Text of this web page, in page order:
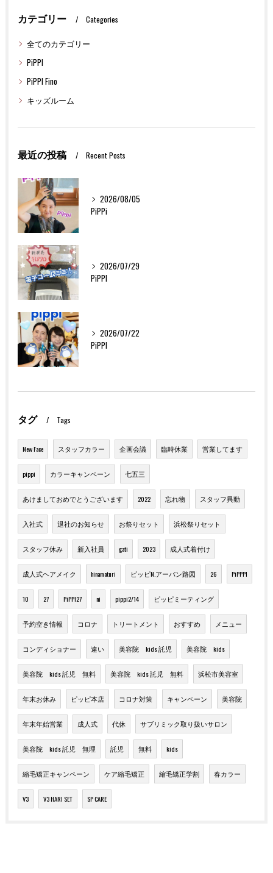
カテゴリー Categories
全てのカテゴリー
PiPPI
PiPPI Fino
キッズルーム
最近の投稿 Recent Posts
2026/08/05
PiPPi
2026/07/29
PiPPI
2026/07/22
PiPPI
タグ Tags
New Face スタッフカラー 企画会議 臨時休業 営業してます
pippi カラーキャンペーン 七五三
あけましておめでとうございます 2022 忘れ物 スタッフ異動
入社式 退社のお知らせ お祭りセット 浜松祭りセット
スタッフ休み 新入社員 gati 2023 成人式着付け
成人式ヘアメイク hinamaturi ピッピN.アーバン路図 26 PiPPPI
10 27 PiPPI27 ni pippi2/14 ピッピミーティング
予約空き情報 コロナ トリートメント おすすめ メニュー
コンディショナー 違い 美容院 kids 託児 美容院 kids
美容院 kids 託児 無料 美容院 kids 託児 無料 浜松市美容室
年末お休み ピッピ本店 コロナ対策 キャンペーン 美容院
年末年始営業 成人式 代休 サブリミック取り扱いサロン
美容院 kids 託児 無理 託児 無料 kids
縮毛矯正キャンペーン ケア縮毛矯正 縮毛矯正学割 春カラー
V3 V3 HARI SET SP CARE